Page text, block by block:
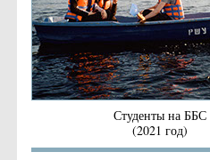
Студенты на ББС
(2021 год)